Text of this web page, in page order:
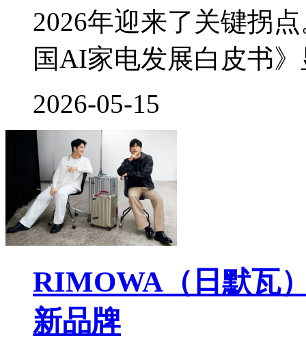
2026年迎来了关键拐
国AI家电发展白皮书
2026-05-15
RIMOWA（日默瓦
新品牌